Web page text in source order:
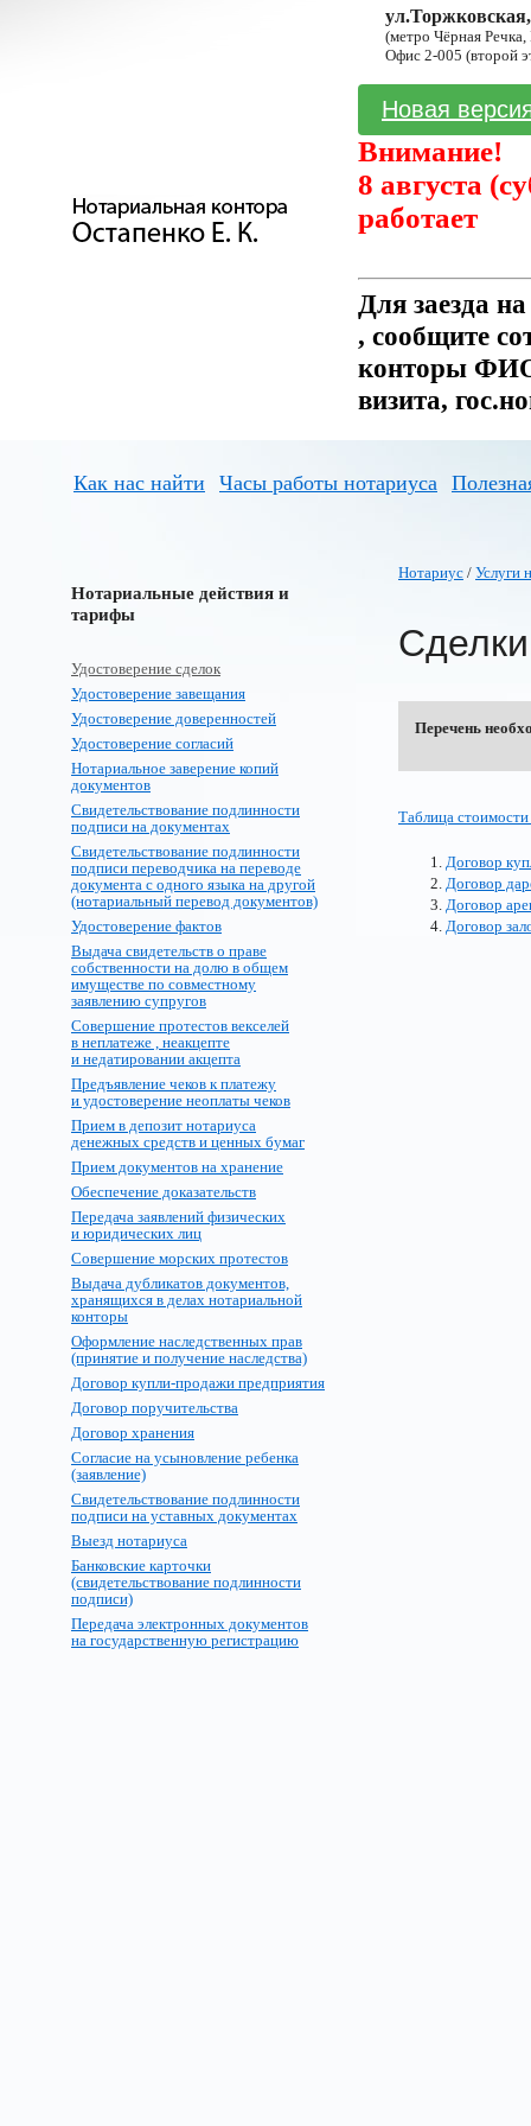
(метро Чёрная
Офис 2-005 (второй
Новая
Внимание!
8 августа
работает
Для заезда
, сообщите
конторы ФИО
визита,
Как нас найти Часы работы нотариуса
Нотариальные действия и
тарифы
Удостоверение сделок
Удостоверение завещания
Удостоверение доверенностей
Удостоверение согласий
Нотариальное заверение копий
документов
Свидетельствование подлинности
подписи на документах
Свидетельствование подлинности
подписи переводчика на переводе
документа с одного языка на другой
(нотариальный перевод документов)
Удостоверение фактов
Выдача свидетельств о праве
собственности на долю в общем
имуществе по совместному
заявлению супругов
Совершение протестов векселей
в неплатеже , неакцепте
и недатировании акцепта
Предъявление чеков к платежу
и удостоверение неоплаты чеков
Прием в депозит нотариуса
денежных средств и ценных бумаг
Прием документов на хранение
Обеспечение доказательств
Передача заявлений физических
и юридических лиц
Совершение морских протестов
Выдача дубликатов документов,
хранящихся в делах нотариальной
конторы
Оформление наследственных прав
(принятие и получение наследства)
Договор купли-продажи предприятия
Договор поручительства
Договор хранения
Согласие на усыновление ребенка
(заявление)
Свидетельствование подлинности
подписи на уставных документах
Выезд нотариуса
Банковские карточки
(свидетельствование подлинности
подписи)
Передача электронных документов
на государственную регистрацию
Нотариус / Услуги
Перечень
Таблица
Договор
Договор
Договор
Договор